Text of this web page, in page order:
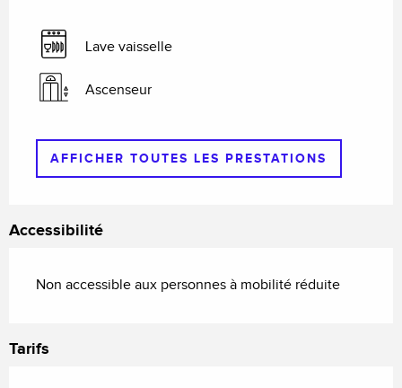
Lave vaisselle
Ascenseur
AFFICHER TOUTES LES PRESTATIONS
Accessibilité
Non accessible aux personnes à mobilité réduite
Tarifs